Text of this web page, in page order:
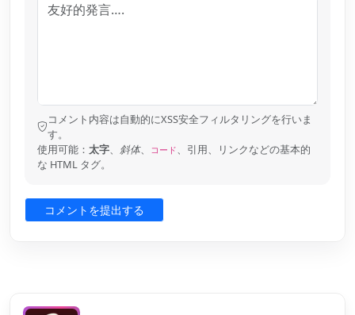
コメント内容は自動的にXSS安全フィルタリングを行いま
す。
使用可能： 太字、 斜体、 コード、引用、リンクなどの基本的
な HTML タグ。